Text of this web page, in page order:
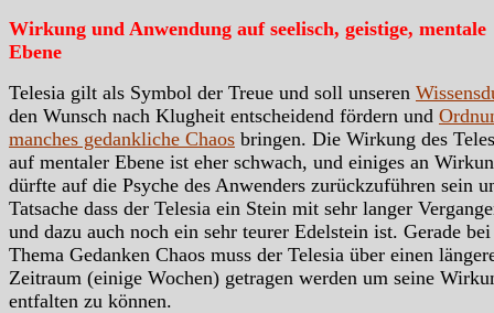
Wirkung und Anwendung auf seelisch, geistige, mentale
Ebene
Telesia gilt als Symbol der Treue und soll unseren
den Wunsch nach Klugheit entscheidend fördern und
manches gedankliche Chaos bringen. Die Wirkung des
auf mentaler Ebene ist eher schwach, und einiges an
dürfte auf die Psyche des Anwenders zurückzuführen sein
Tatsache dass der Telesia ein Stein mit sehr langer
und dazu auch noch ein sehr teurer Edelstein ist. Gerade
Thema Gedanken Chaos muss der Telesia über einen
Zeitraum (einige Wochen) getragen werden um seine
entfalten zu können.